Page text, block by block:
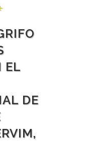
EL
DE